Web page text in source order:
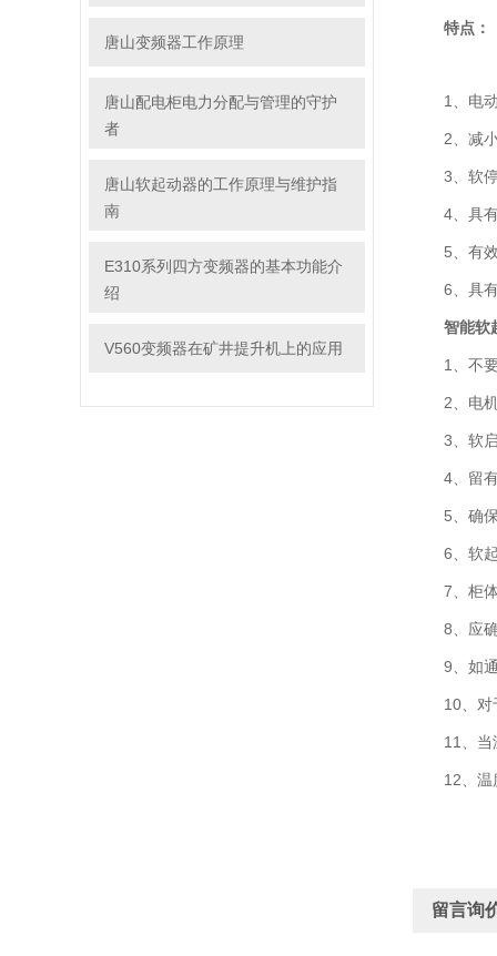
唐山变频器工作原理
唐山配电柜电力分配与管理的守护
者
唐山软起动器的工作原理与维护指
南
E310系列四方变频器的基本功能介
绍
V560变频器在矿井提升机上的应用
特点：
1、电动
2、减小
3、软停
4、具有
5、有效
6、具有*
智能软
1、不要
2、电机
3、软启
4、留有
5、确保
6、软起
7、柜体
8、应确
9、如通
10、对于
11、当温
12、温度
留言询